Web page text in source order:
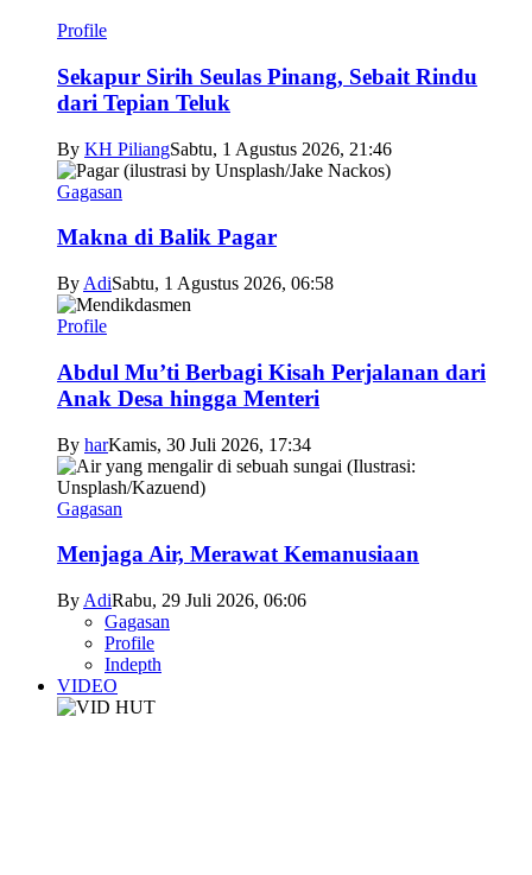
Profile
Sekapur Sirih Seulas Pinang, Sebait Rindu
dari Tepian Teluk
By KH PiliangSabtu, 1 Agustus 2026, 21:46
Gagasan
Makna di Balik Pagar
By AdiSabtu, 1 Agustus 2026, 06:58
Profile
Abdul Mu’ti Berbagi Kisah Perjalanan dari
Anak Desa hingga Menteri
By harKamis, 30 Juli 2026, 17:34
Gagasan
Menjaga Air, Merawat Kemanusiaan
By AdiRabu, 29 Juli 2026, 06:06
Gagasan
Profile
Indepth
VIDEO